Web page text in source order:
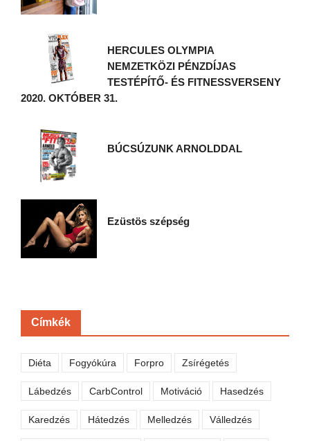
HERCULES OLYMPIA
NEMZETKÖZI PÉNZDÍJAS
TESTÉPÍTŐ- ÉS FITNESSVERSENY
2020. OKTÓBER 31.
BÚCSÚZUNK ARNOLDDAL
Ezüstös szépség
Címkék
Diéta Fogyókúra Forpro Zsírégetés
Lábedzés CarbControl Motiváció Hasedzés
Karedzés Hátedzés Melledzés Válledzés